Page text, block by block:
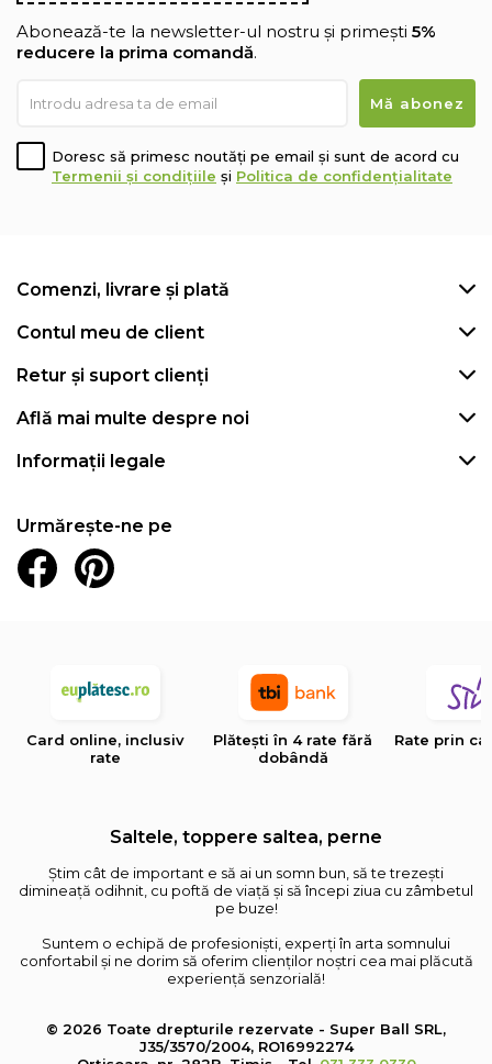
Abonează-te la newsletter-ul nostru și primești 5%
reducere la prima comandă.
Doresc să primesc noutăți pe email și sunt de acord cu
Termenii și condițiile și Politica de confidențialitate
Comenzi, livrare și plată
Contul meu de client
Retur și suport clienți
Află mai multe despre noi
Informații legale
Urmărește-ne pe
Card online, inclusiv
rate
Plătești în 4 rate fără
dobândă
Rate prin
Saltele, toppere saltea, perne
Știm cât de important e să ai un somn bun, să te trezești
dimineață odihnit, cu poftă de viață și să începi ziua cu zâmbetul
pe buze!
Suntem o echipă de profesioniști, experți în arta somnului
confortabil și ne dorim să oferim clienților noștri cea mai plăcută
experiență senzorială!
© 2026 Toate drepturile rezervate - Super Ball SRL,
J35/3570/2004, RO16992274